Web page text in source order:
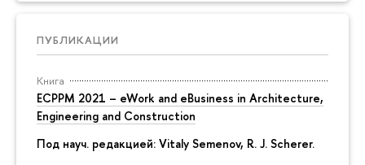
ПУБЛИКАЦИИ
Книга
ECPPM 2021 – eWork and eBusiness in Architecture,
Engineering and Construction
Под науч. редакцией: Vitaly Semenov, R. J. Scherer.